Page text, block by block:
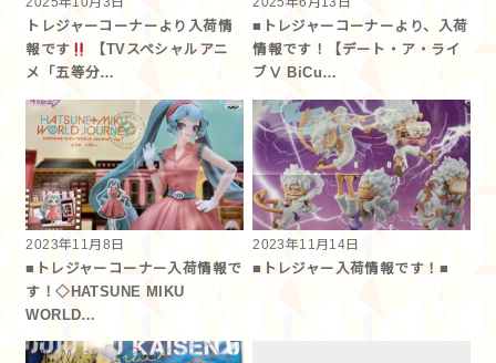
トレジャーコーナーより入荷情
報です
【TVスペシャルアニ
メ「五等分…
■トレジャーコーナーより、入荷
情報です！【デート・ア・ライ
ブⅤ BiCu…
2023年11月8日
■トレジャーコーナー入荷情報で
す！◇HATSUNE MIKU
WORLD…
2023年11月14日
■トレジャー入荷情報です！■